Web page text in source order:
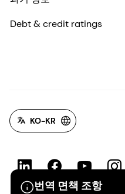
번역 면책 조항
Debt & credit ratings
KO-KR